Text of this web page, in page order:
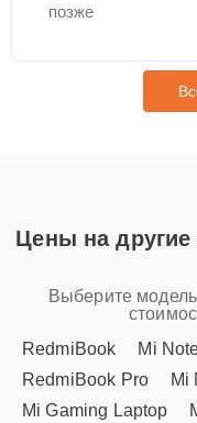
позже
Цены на
Выберите
RedmiBook
Mi
RedmiBook Pro
Mi
Mi Gaming Laptop